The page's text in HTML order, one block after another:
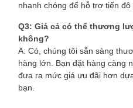
nhanh chóng để hỗ trợ tiến độ
Q3: Giá cả có thể thương
không?
A: Có, chúng tôi sẵn sàng
hàng lớn. Bạn đặt hàng càng
đưa ra mức giá ưu đãi hơn
bạn.